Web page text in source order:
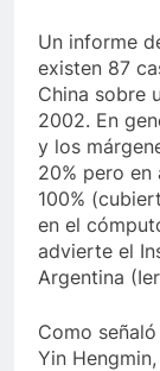
Un informe
existen 87
China sobre
2002. En
y los
20% pero
100%
en el
advierte el
Argentina
Como
Yin